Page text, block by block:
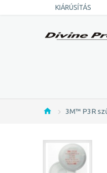
KIÁRÚSÍTÁS
3M™ P3R